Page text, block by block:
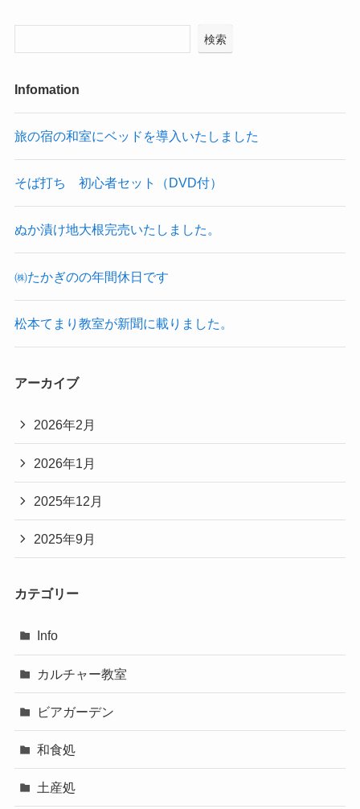
検索
Infomation
旅の宿の和室にベッドを導入いたしました
そば打ち 初心者セット（DVD付）
ぬか漬け地大根完売いたしました。
㈱たかぎのの年間休日です
松本てまり教室が新聞に載りました。
アーカイブ
2026年2月
2026年1月
2025年12月
2025年9月
カテゴリー
Info
カルチャー教室
ビアガーデン
和食処
土産処